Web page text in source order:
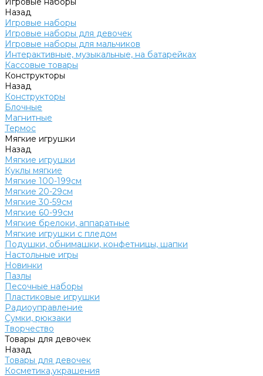
Назад
Игровые наборы
Игровые наборы для девочек
Игровые наборы для мальчиков
Интерактивные, музыкальные, на батарейках
Кассовые товары
Конструкторы
Назад
Конструкторы
Блочные
Магнитные
Термос
Мягкие игрушки
Назад
Мягкие игрушки
Куклы мягкие
Мягкие 100-199см
Мягкие 20-29см
Мягкие 30-59см
Мягкие 60-99см
Мягкие брелоки, аппаратные
Мягкие игрушки с пледом
Подушки, обнимашки, конфетницы, шапки
Настольные игры
Новинки
Пазлы
Песочные наборы
Пластиковые игрушки
Радиоуправление
Сумки, рюкзаки
Творчество
Товары для девочек
Назад
Товары для девочек
Косметика,украшения